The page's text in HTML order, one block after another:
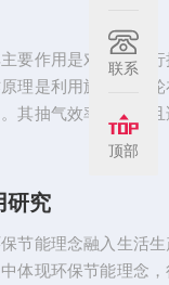
以分软密封、硬密
等特点，密封...
要作用是对空气进
理是利用旋转的叶
其抽气效率较高，
单易操作、维护成
出。当设备获得真
研究
节能理念融入生活
体现环保节能理念
联系
顶部